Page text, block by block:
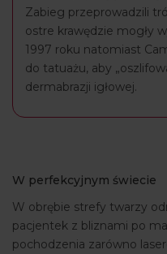
Zabieg przeprowadzili
ostre krawędzie mogły
1997 roku natomiast
do tatuażu, aby
dermabrazji igłowej.
W perfekcyjnym świecie
W obrębie strefy twarzy
pacjentek z bliznami po
pochodzenia zarówno